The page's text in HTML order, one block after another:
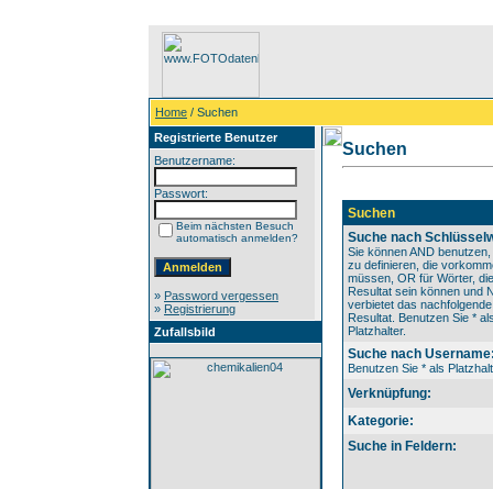
Home / Suchen
Registrierte Benutzer
Benutzername:
Passwort:
Beim nächsten Besuch
automatisch anmelden?
» Password vergessen
» Registrierung
Zufallsbild
Suchen
Suchen
Suche nach
Sie können AND
zu definieren, die
müssen, OR für Wörter,
Resultat sein können und
verbietet das
Resultat. Benutzen Sie *
Platzhalter.
Suche nach
Benutzen Sie * als
Verknüpfung:
Kategorie:
Suche in Feldern: